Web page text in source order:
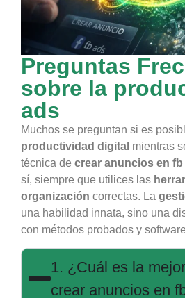
Preguntas
sobre la
ads
Muchos se preguntan si es
productividad digital mientras
técnica de crear anuncios en fb
sí, siempre que utilices las
organización correctas. La
una habilidad innata, sino una
con métodos probados y
1. ¿Cuál es la
crear anuncios en